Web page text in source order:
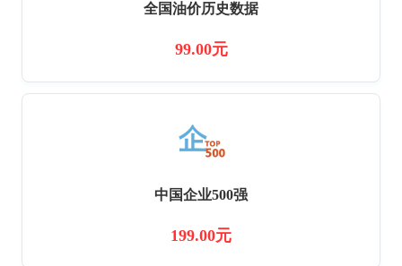
全国油价历史数据
99.00元
中国企业500强
199.00元